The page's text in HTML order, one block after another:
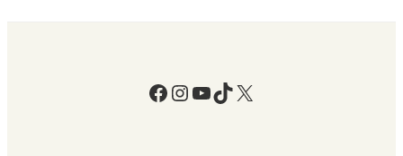
Facebook InstagramYouTube TikTok X